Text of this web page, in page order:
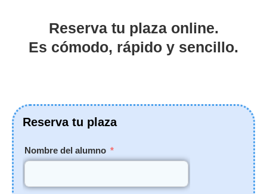
Reserva tu plaza online.
Es cómodo, rápido y sencillo.
Reserva tu plaza
Nombre del alumno